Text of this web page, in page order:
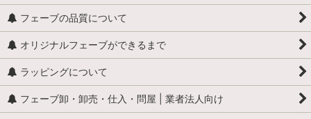
フェーブの品質について
オリジナルフェーブができるまで
ラッピングについて
フェーブ卸・卸売・仕入・問屋 | 業者法人向け